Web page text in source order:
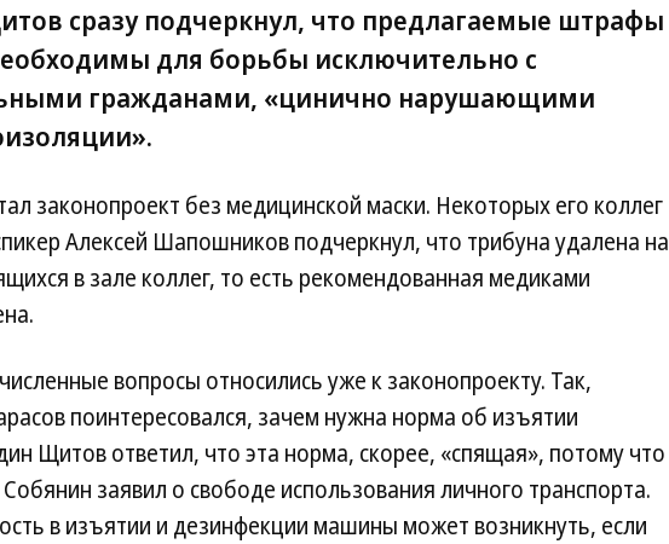
сразу подчеркнул, что предлагаемые штрафы
для борьбы исключительно с
гражданами, «цинично нарушающими
законопроект без медицинской маски. Некоторых его коллег
Алексей Шапошников подчеркнул, что трибуна удалена на
в зале коллег, то есть рекомендованная медиками
вопросы относились уже к законопроекту. Так,
поинтересовался, зачем нужна норма об изъятии
Щитов ответил, что эта норма, скорее, «спящая», потому что
заявил о свободе использования личного транспорта.
в изъятии и дезинфекции машины может возникнуть, если